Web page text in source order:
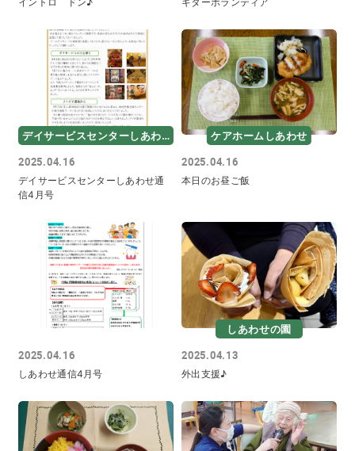
デイサービスセンターしあわせ
2025.04.16
デイサービスセンターしあわせ通
信4月号
ケアホームしあわせ
2025.04.16
本日のお昼ご飯
2025.04.16
しあわせ通信4月号
しあわせの園
2025.04.13
外出支援♪